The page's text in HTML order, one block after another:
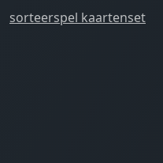
sorteerspel kaartenset